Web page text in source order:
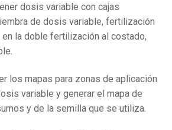
dosis variable con cajas
de dosis variable, fertilización
en la doble fertilización al costado,
los mapas para zonas de aplicación
variable y generar el mapa de
y de la semilla que se utiliza.